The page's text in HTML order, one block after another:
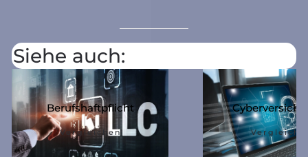
Siehe auch:
Berufshaftpflicht
Vergleichen